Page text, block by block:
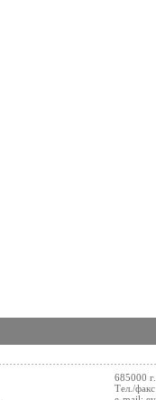
685000
Тел./